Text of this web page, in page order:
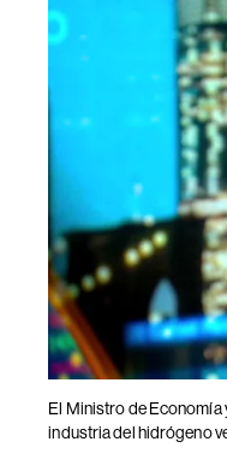
El Ministro de Economía
industria del hidrógeno